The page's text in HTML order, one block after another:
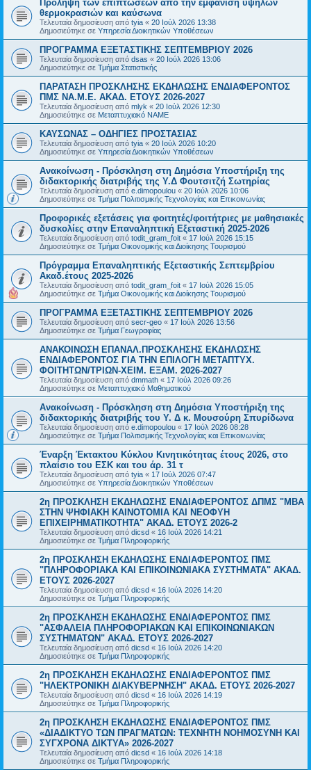
Πρόληψη των επιπτώσεων από την εμφάνιση υψηλών
θερμοκρασιών και καύσωνα
Τελευταία δημοσίευση από tyia « 20 Ιούλ 2026 13:38
Δημοσιεύτηκε σε Υπηρεσία Διοικητικών Υποθέσεων
ΠΡΟΓΡΑΜΜΑ ΕΞΕΤΑΣΤΙΚΗΣ ΣΕΠΤΕΜΒΡΙΟΥ 2026
Τελευταία δημοσίευση από dsas « 20 Ιούλ 2026 13:06
Δημοσιεύτηκε σε Τμήμα Στατιστικής
ΠΑΡΑΤΑΣΗ ΠΡΟΣΚΛΗΣΗΣ ΕΚΔΗΛΩΣΗΣ ΕΝΔΙΑΦΕΡΟΝΤΟΣ
ΠΜΣ ΝΑ.Μ.Ε. ΑΚΑΔ. ΕΤΟΥΣ 2026-2027
Τελευταία δημοσίευση από mlyk « 20 Ιούλ 2026 12:30
Δημοσιεύτηκε σε Μεταπτυχιακό ΝΑΜΕ
ΚΑΥΣΩΝΑΣ – ΟΔΗΓΙΕΣ ΠΡΟΣΤΑΣΙΑΣ
Τελευταία δημοσίευση από tyia « 20 Ιούλ 2026 10:20
Δημοσιεύτηκε σε Υπηρεσία Διοικητικών Υποθέσεων
Ανακοίνωση - Πρόσκληση στη Δημόσια Υποστήριξη της
διδακτορικής διατριβής της Υ.Δ Φουτσιτζή Σωτηρίας
Τελευταία δημοσίευση από e.dimopoulou « 20 Ιούλ 2026 10:06
Δημοσιεύτηκε σε Τμήμα Πολιτισμικής Τεχνολογίας και Επικοινωνίας
Προφορικές εξετάσεις για φοιτητές/φοιτήτριες με μαθησιακές
δυσκολίες στην Επαναληπτική Εξεταστική 2025-2026
Τελευταία δημοσίευση από todit_gram_foit « 17 Ιούλ 2026 15:15
Δημοσιεύτηκε σε Τμήμα Οικονομικής και Διοίκησης Τουρισμού
Πρόγραμμα Επαναληπτικής Εξεταστικής Σεπτεμβρίου
Ακαδ.έτους 2025-2026
Τελευταία δημοσίευση από todit_gram_foit « 17 Ιούλ 2026 15:05
Δημοσιεύτηκε σε Τμήμα Οικονομικής και Διοίκησης Τουρισμού
ΠΡΟΓΡΑΜΜΑ ΕΞΕΤΑΣΤΙΚΗΣ ΣΕΠΤΕΜΒΡΙΟΥ 2026
Τελευταία δημοσίευση από secr-geo « 17 Ιούλ 2026 13:56
Δημοσιεύτηκε σε Τμήμα Γεωγραφίας
ΑΝΑΚΟΙΝΩΣΗ ΕΠΑΝΑΛ.ΠΡΟΣΚΛΗΣΗΣ ΕΚΔΗΛΩΣΗΣ
ΕΝΔΙΑΦΕΡΟΝΤΟΣ ΓΙΑ ΤΗΝ ΕΠΙΛΟΓΗ ΜΕΤΑΠΤΥΧ.
ΦΟΙΤΗΤΩΝ/ΤΡΙΩΝ-ΧΕΙΜ. ΕΞΑΜ. 2026-2027
Τελευταία δημοσίευση από dmmath « 17 Ιούλ 2026 09:26
Δημοσιεύτηκε σε Μεταπτυχιακό Μαθηματικού
Ανακοίνωση - Πρόσκληση στη Δημόσια Υποστήριξη της
διδακτορικής διατριβής του Υ. Δ κ. Μουσούρη Σπυρίδωνα
Τελευταία δημοσίευση από e.dimopoulou « 17 Ιούλ 2026 08:28
Δημοσιεύτηκε σε Τμήμα Πολιτισμικής Τεχνολογίας και Επικοινωνίας
Έναρξη Έκτακτου Κύκλου Κινητικότητας έτους 2026, στο
πλαίσιο του ΕΣΚ και του άρ. 31 τ
Τελευταία δημοσίευση από tyia « 17 Ιούλ 2026 07:47
Δημοσιεύτηκε σε Υπηρεσία Διοικητικών Υποθέσεων
2η ΠΡΟΣΚΛΗΣΗ ΕΚΔΗΛΩΣΗΣ ΕΝΔΙΑΦΕΡΟΝΤΟΣ ΔΠΜΣ "ΜΒΑ
ΣΤΗΝ ΨΗΦΙΑΚΗ ΚΑΙΝΟΤΟΜΙΑ ΚΑΙ ΝΕΟΦΥΗ
ΕΠΙΧΕΙΡΗΜΑΤΙΚΟΤΗΤΑ" ΑΚΑΔ. ΕΤΟΥΣ 2026-2
Τελευταία δημοσίευση από dicsd « 16 Ιούλ 2026 14:21
Δημοσιεύτηκε σε Τμήμα Πληροφορικής
2η ΠΡΟΣΚΛΗΣΗ ΕΚΔΗΛΩΣΗΣ ΕΝΔΙΑΦΕΡΟΝΤΟΣ ΠΜΣ
"ΠΛΗΡΟΦΟΡΙΑΚΑ ΚΑΙ ΕΠΙΚΟΙΝΩΝΙΑΚΑ ΣΥΣΤΗΜΑΤΑ" ΑΚΑΔ.
ΕΤΟΥΣ 2026-2027
Τελευταία δημοσίευση από dicsd « 16 Ιούλ 2026 14:20
Δημοσιεύτηκε σε Τμήμα Πληροφορικής
2η ΠΡΟΣΚΛΗΣΗ ΕΚΔΗΛΩΣΗΣ ΕΝΔΙΑΦΕΡΟΝΤΟΣ ΠΜΣ
"ΑΣΦΑΛΕΙΑ ΠΛΗΡΟΦΟΡΙΑΚΩΝ ΚΑΙ ΕΠΙΚΟΙΝΩΝΙΑΚΩΝ
ΣΥΣΤΗΜΑΤΩΝ" ΑΚΑΔ. ΕΤΟΥΣ 2026-2027
Τελευταία δημοσίευση από dicsd « 16 Ιούλ 2026 14:20
Δημοσιεύτηκε σε Τμήμα Πληροφορικής
2η ΠΡΟΣΚΛΗΣΗ ΕΚΔΗΛΩΣΗΣ ΕΝΔΙΑΦΕΡΟΝΤΟΣ ΠΜΣ
"ΗΛΕΚΤΡΟΝΙΚΗ ΔΙΑΚΥΒΕΡΝΗΣΗ" ΑΚΑΔ. ΕΤΟΥΣ 2026-2027
Τελευταία δημοσίευση από dicsd « 16 Ιούλ 2026 14:19
Δημοσιεύτηκε σε Τμήμα Πληροφορικής
2η ΠΡΟΣΚΛΗΣΗ ΕΚΔΗΛΩΣΗΣ ΕΝΔΙΑΦΕΡΟΝΤΟΣ ΠΜΣ
«ΔΙΑΔΙΚΤΥΟ ΤΩΝ ΠΡΑΓΜΑΤΩΝ: ΤΕΧΝΗΤΗ ΝΟΗΜΟΣΥΝΗ ΚΑΙ
ΣΥΓΧΡΟΝΑ ΔΙΚΤΥΑ» 2026-2027
Τελευταία δημοσίευση από dicsd « 16 Ιούλ 2026 14:18
Δημοσιεύτηκε σε Τμήμα Πληροφορικής